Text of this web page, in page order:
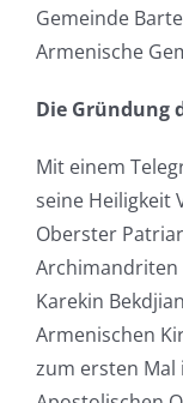
Gemeinde
Armenische
Die Gründung
Mit einem
seine Heiligkeit
Oberster
Archimandriten
Karekin
Armenischen
zum ersten Mal